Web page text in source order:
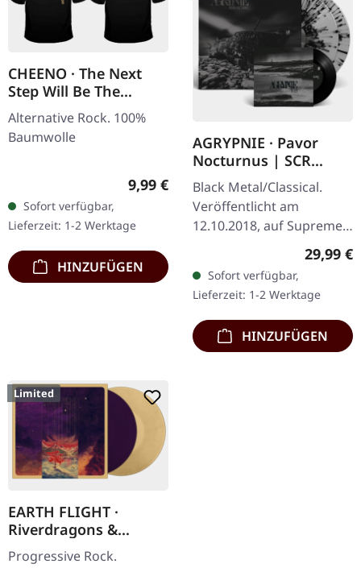
CHEENO · The Next
Step Will Be The
Hardest | T-SHIRT
Alternative Rock. 100%
Baumwolle
Regulärer Preis:
9,99 €
Sofort verfügbar,
Lieferzeit: 1-2 Werktage
HINZUFÜGEN
AGRYPNIE · Pavor
Nocturnus | SCR
GREY/BLACK SPLATTER
2LP+7" BUNDLE
Black Metal/Classical.
Veröffentlicht am
12.10.2018, auf Supreme
Chaos Records. Schweres
180g Doppel-Vinyl im
Gatefold-Cover mit der
extra 7" Single…
29,99 €
Sofort verfügbar,
Lieferzeit: 1-2 Werktage
HINZUFÜGEN
Limited
EARTH FLIGHT ·
Riverdragons &
Elephant Dreams |
Progressive Rock.